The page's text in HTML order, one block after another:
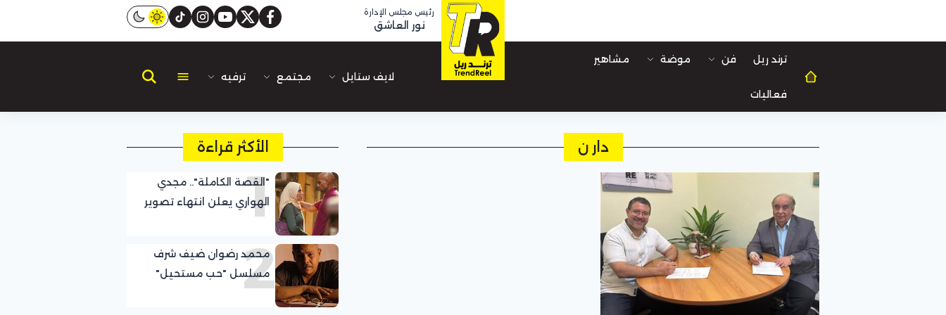
رئيس مجلس الإدارة
نور العاشق facebook
twitter
youtube
instagram
tiktok
ترند ريل فن موضة مشاهير
فعاليات
لايف ستايل مجتمع ترفيه
دار ن الأكثر قراءة
1
"القصة الكاملة".. مجدي
الهواري يعلن انتهاء تصوير
2
محمد رضوان ضيف شرف
مسلسل "حب مستحيل"